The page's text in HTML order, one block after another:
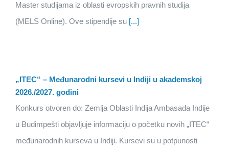
Master studijama iz oblasti evropskih pravnih studija
(MELS Online). Ove stipendije su [...]
„ITEC“ – Međunarodni kursevi u Indiji u akademskoj
2026./2027. godini
Konkurs otvoren do: Zemlja Oblasti Indija Ambasada Indije
u Budimpešti objavljuje informaciju o početku novih „ITEC“
međunarodnih kurseva u Indiji. Kursevi su u potpunosti